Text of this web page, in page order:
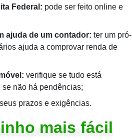
Federal: pode ser feito online e
ajuda de um contador: ter um pró-
ajuda a comprovar renda de
verifique se tudo está
não há pendências;
prazos e exigências.
mais fácil